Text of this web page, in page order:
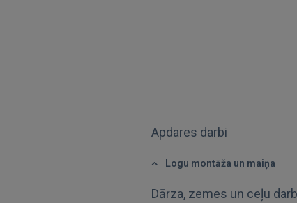
Apdares darbi
Logu montāža un maiņa
Dārza, zemes un ceļu